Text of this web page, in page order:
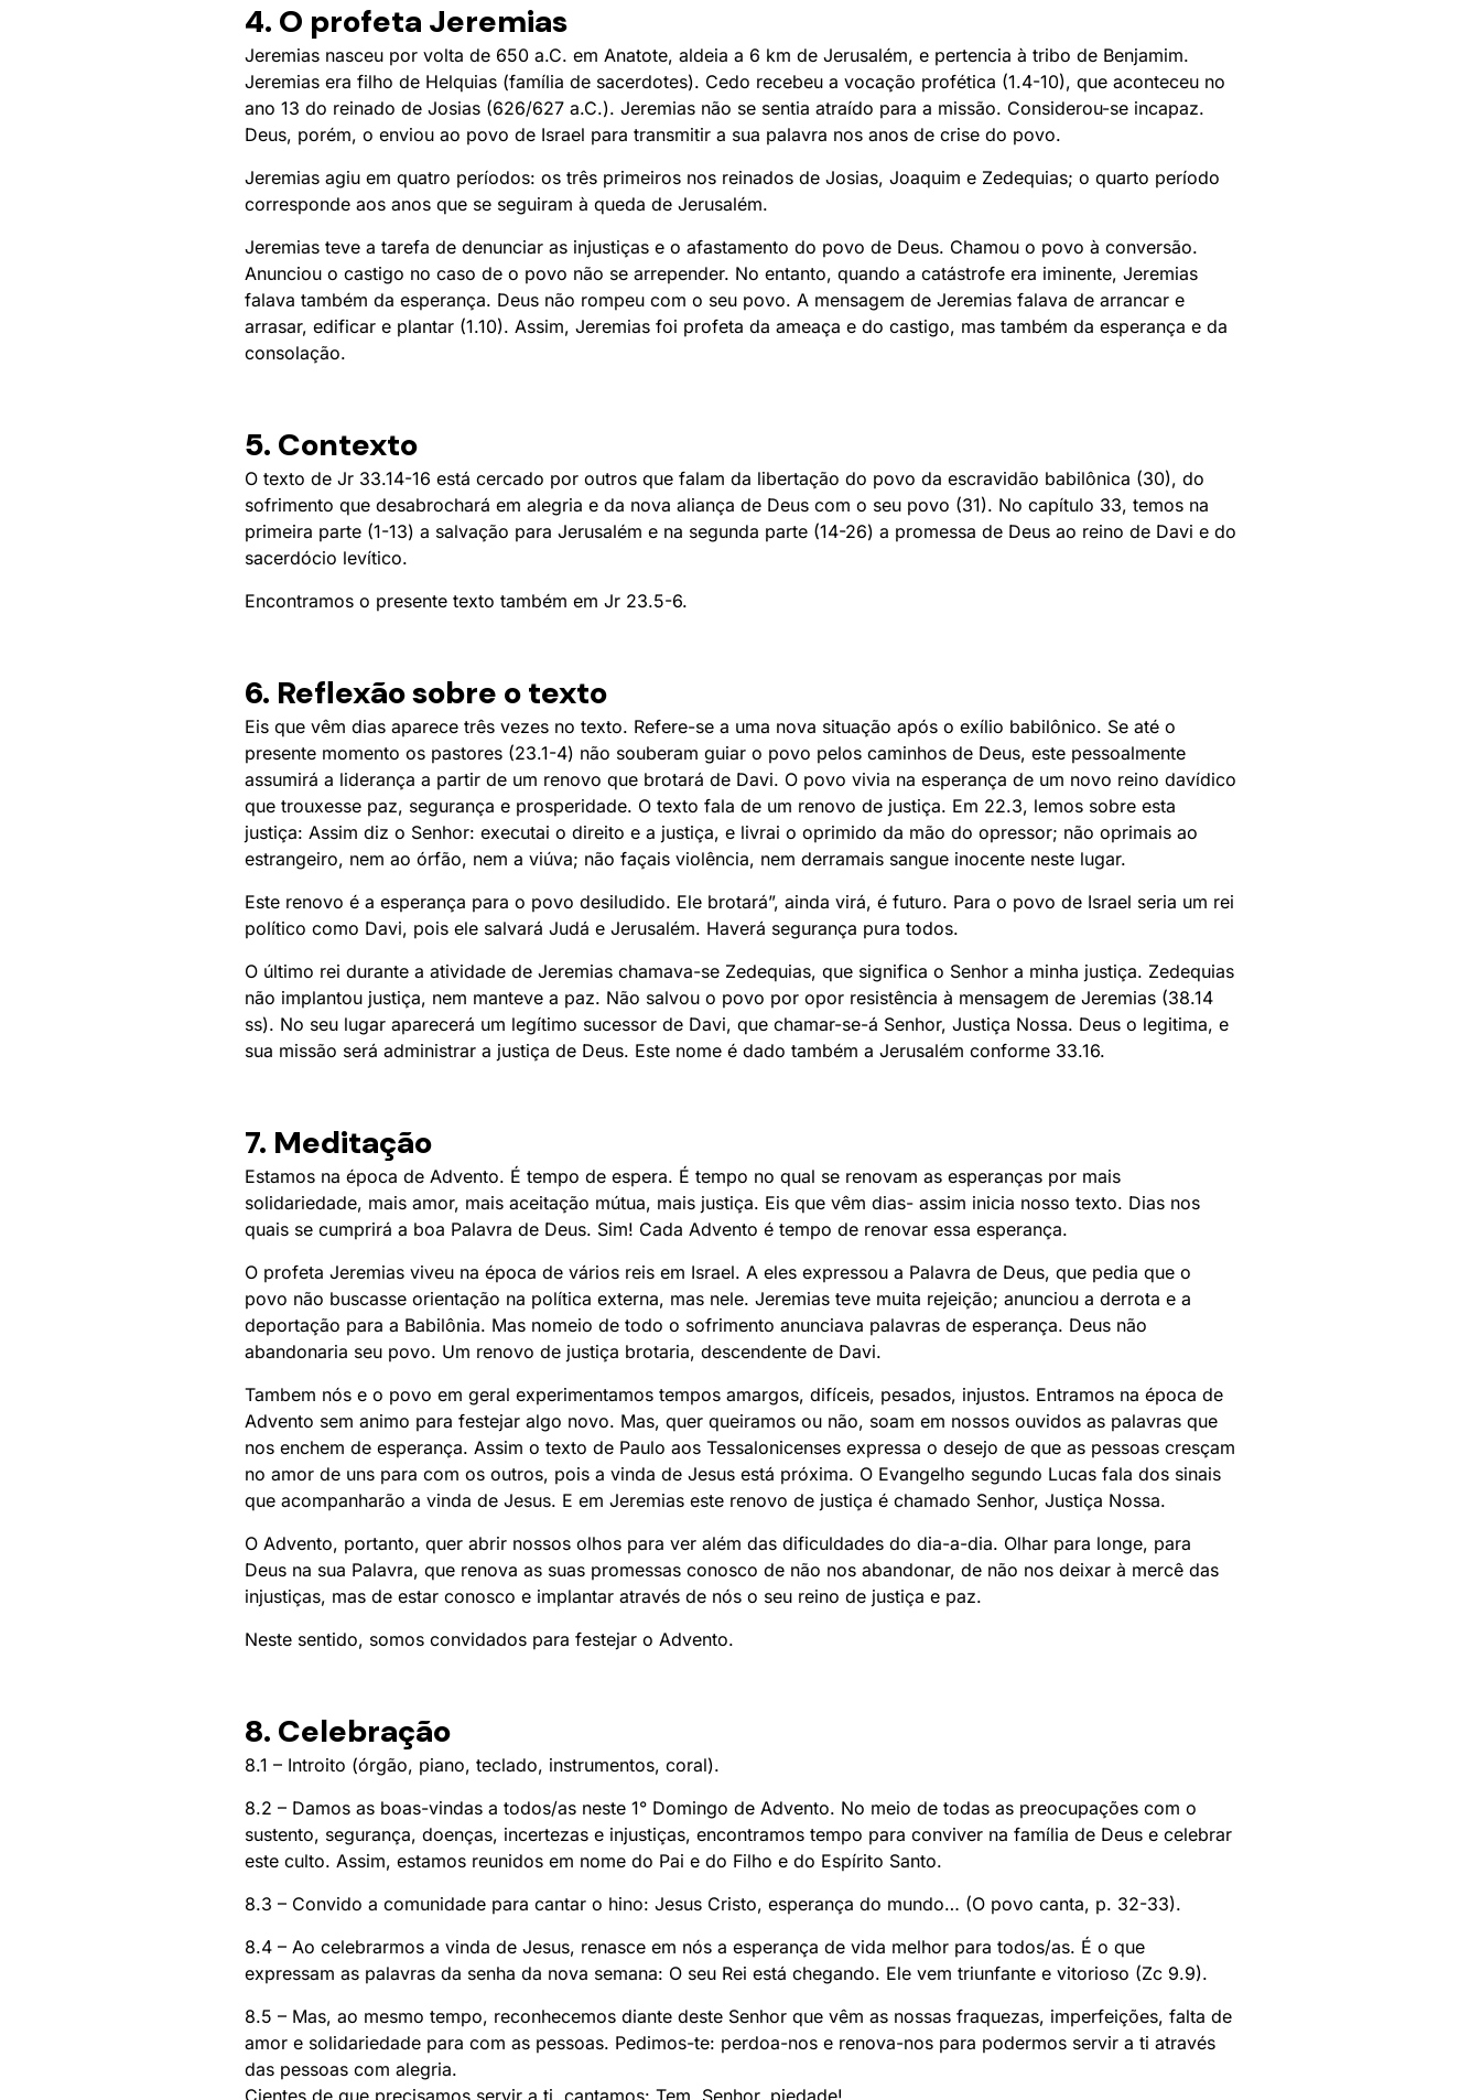
4. O profeta Jeremias
Jeremias nasceu por volta de 650 a.C. em Anatote, aldeia a 6 km de Jerusalém, e pertencia à tribo de Benjamim.
Jeremias era filho de Helquias (família de sacerdotes). Cedo recebeu a vocação profética (1.4-10), que aconteceu no
ano 13 do reinado de Josias (626/627 a.C.). Jeremias não se sentia atraído para a missão. Considerou-se incapaz.
Deus, porém, o enviou ao povo de Israel para transmitir a sua palavra nos anos de crise do povo.
Jeremias agiu em quatro períodos: os três primeiros nos reinados de Josias, Joaquim e Zedequias; o quarto período
corresponde aos anos que se seguiram à queda de Jerusalém.
Jeremias teve a tarefa de denunciar as injustiças e o afastamento do povo de Deus. Chamou o povo à conversão.
Anunciou o castigo no caso de o povo não se arrepender. No entanto, quando a catástrofe era iminente, Jeremias
falava também da esperança. Deus não rompeu com o seu povo. A mensagem de Jeremias falava de arrancar e
arrasar, edificar e plantar (1.10). Assim, Jeremias foi profeta da ameaça e do castigo, mas também da esperança e da
consolação.
5. Contexto
O texto de Jr 33.14-16 está cercado por outros que falam da libertação do povo da escravidão babilônica (30), do
sofrimento que desabrochará em alegria e da nova aliança de Deus com o seu povo (31). No capítulo 33, temos na
primeira parte (1-13) a salvação para Jerusalém e na segunda parte (14-26) a promessa de Deus ao reino de Davi e do
sacerdócio levítico.
Encontramos o presente texto também em Jr 23.5-6.
6. Reflexão sobre o texto
Eis que vêm dias aparece três vezes no texto. Refere-se a uma nova situação após o exílio babilônico. Se até o
presente momento os pastores (23.1-4) não souberam guiar o povo pelos caminhos de Deus, este pessoalmente
assumirá a liderança a partir de um renovo que brotará de Davi. O povo vivia na esperança de um novo reino davídico
que trouxesse paz, segurança e prosperidade. O texto fala de um renovo de justiça. Em 22.3, lemos sobre esta
justiça: Assim diz o Senhor: executai o direito e a justiça, e livrai o oprimido da mão do opressor; não oprimais ao
estrangeiro, nem ao órfão, nem a viúva; não façais violência, nem derramais sangue inocente neste lugar.
Este renovo é a esperança para o povo desiludido. Ele brotará”, ainda virá, é futuro. Para o povo de Israel seria um rei
político como Davi, pois ele salvará Judá e Jerusalém. Haverá segurança pura todos.
O último rei durante a atividade de Jeremias chamava-se Zedequias, que significa o Senhor a minha justiça. Zedequias
não implantou justiça, nem manteve a paz. Não salvou o povo por opor resistência à mensagem de Jeremias (38.14
ss). No seu lugar aparecerá um legítimo sucessor de Davi, que chamar-se-á Senhor, Justiça Nossa. Deus o legitima, e
sua missão será administrar a justiça de Deus. Este nome é dado também a Jerusalém conforme 33.16.
7. Meditação
Estamos na época de Advento. É tempo de espera. É tempo no qual se renovam as esperanças por mais
solidariedade, mais amor, mais aceitação mútua, mais justiça. Eis que vêm dias- assim inicia nosso texto. Dias nos
quais se cumprirá a boa Palavra de Deus. Sim! Cada Advento é tempo de renovar essa esperança.
O profeta Jeremias viveu na época de vários reis em Israel. A eles expressou a Palavra de Deus, que pedia que o
povo não buscasse orientação na política externa, mas nele. Jeremias teve muita rejeição; anunciou a derrota e a
deportação para a Babilônia. Mas nomeio de todo o sofrimento anunciava palavras de esperança. Deus não
abandonaria seu povo. Um renovo de justiça brotaria, descendente de Davi.
Tambem nós e o povo em geral experimentamos tempos amargos, difíceis, pesados, injustos. Entramos na época de
Advento sem animo para festejar algo novo. Mas, quer queiramos ou não, soam em nossos ouvidos as palavras que
nos enchem de esperança. Assim o texto de Paulo aos Tessalonicenses expressa o desejo de que as pessoas cresçam
no amor de uns para com os outros, pois a vinda de Jesus está próxima. O Evangelho segundo Lucas fala dos sinais
que acompanharão a vinda de Jesus. E em Jeremias este renovo de justiça é chamado Senhor, Justiça Nossa.
O Advento, portanto, quer abrir nossos olhos para ver além das dificuldades do dia-a-dia. Olhar para longe, para
Deus na sua Palavra, que renova as suas promessas conosco de não nos abandonar, de não nos deixar à mercê das
injustiças, mas de estar conosco e implantar através de nós o seu reino de justiça e paz.
Neste sentido, somos convidados para festejar o Advento.
8. Celebração
8.1 – Introito (órgão, piano, teclado, instrumentos, coral).
8.2 – Damos as boas-vindas a todos/as neste 1° Domingo de Advento. No meio de todas as preocupações com o
sustento, segurança, doenças, incertezas e injustiças, encontramos tempo para conviver na família de Deus e celebrar
este culto. Assim, estamos reunidos em nome do Pai e do Filho e do Espírito Santo.
8.3 – Convido a comunidade para cantar o hino: Jesus Cristo, esperança do mundo… (O povo canta, p. 32-33).
8.4 – Ao celebrarmos a vinda de Jesus, renasce em nós a esperança de vida melhor para todos/as. É o que
expressam as palavras da senha da nova semana: O seu Rei está chegando. Ele vem triunfante e vitorioso (Zc 9.9).
8.5 – Mas, ao mesmo tempo, reconhecemos diante deste Senhor que vêm as nossas fraquezas, imperfeições, falta de
amor e solidariedade para com as pessoas. Pedimos-te: perdoa-nos e renova-nos para podermos servir a ti através
das pessoas com alegria.